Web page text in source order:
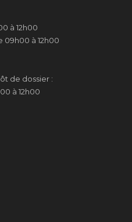
à 12h00
09h00 à 12h00
de dossier :
à 12h00